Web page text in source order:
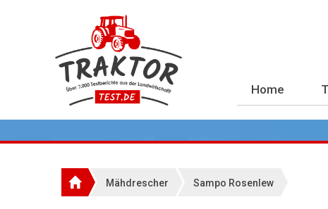
Home
Mähdrescher Sampo Rosenlew